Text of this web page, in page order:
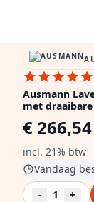
Ausmann
met
€ 266,54
incl. 21% btw
Vandaag
-
1 +